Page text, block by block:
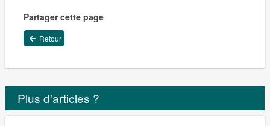
Partager cette page
Retour
Plus d'articles ?